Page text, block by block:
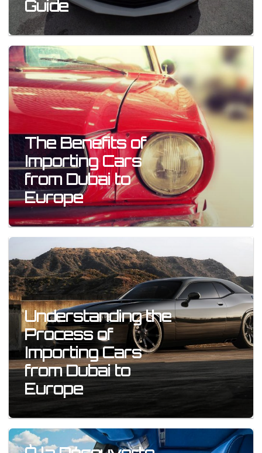
Guide
The Benefits of
Importing Cars
from Dubai to
Europe
Understanding the
Process of
Importing Cars
from Dubai to
Europe